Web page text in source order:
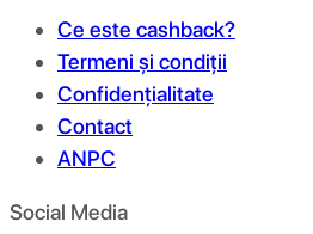
Ce este cashback?
Termeni și condiții
Confidențialitate
Contact
ANPC
Social Media